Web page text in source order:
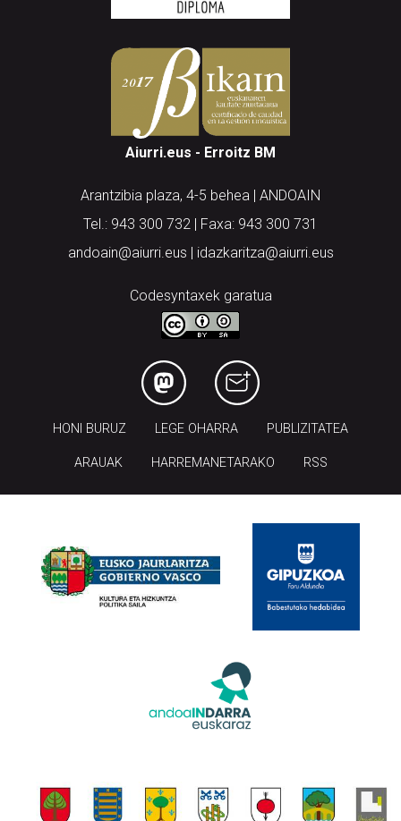
Aiurri.eus - Erroitz BM
Arantzibia plaza, 4-5 behea | ANDOAIN
Tel.: 943 300 732 | Faxa: 943 300 731
andoain@aiurri.eus | idazkaritza@aiurri.eus
Codesyntaxek garatua
HONI BURUZ LEGE OHARRA PUBLIZITATEA
ARAUAK HARREMANETARAKO RSS